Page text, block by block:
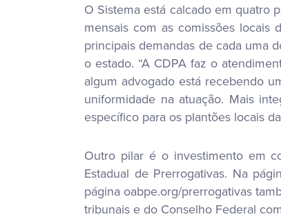
O Sistema está calcado em quatro
mensais com as comissões locais
principais demandas de cada uma
o estado. “A CDPA faz o
algum advogado está recebendo
uniformidade na atuação. Mais
específico para os plantões locais
Outro pilar é o investimento em
Estadual de Prerrogativas. Na
página oabpe.org/prerrogativas
tribunais e do Conselho Federal